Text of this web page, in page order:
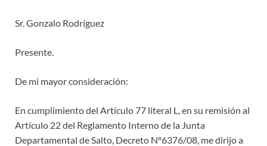
Sr. Gonzalo Rodríguez
Presente.
De mi mayor consideración:
En cumplimiento del Artículo 77 literal L, en su remisión al
Artículo 22 del Reglamento Interno de la Junta
Departamental de Salto, Decreto Nº6376/08, me dirijo a